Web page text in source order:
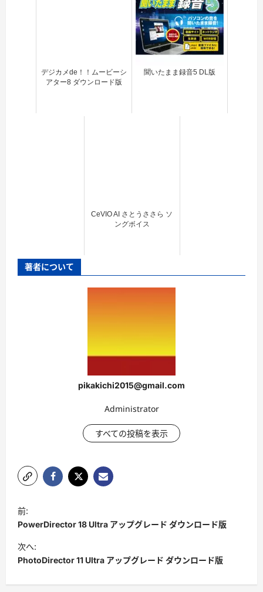
デジカメde！！ムービーシ
アター8 ダウンロード版
聞いたまま録音5 DL版
CeVIO AI さとうささら ソ
ングボイス
著者について
pikakichi2015@gmail.com
Administrator
すべての投稿を表示
投
稿
ナ
ビ
前:
PowerDirector 18 Ultra アップグレード ダウンロード版
次へ:
PhotoDirector 11 Ultra アップグレード ダウンロード版